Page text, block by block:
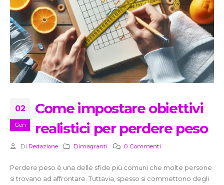
02
Gen
Come impostare obiettivi
realistici per perdere peso
Di Redazione Dimagranti 0 Commenti
Perdere peso è una delle sfide più comuni che molte persone
si trovano ad affrontare. Tuttavia, spesso si commettono degli